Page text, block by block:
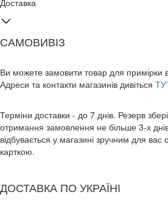
Доставка
САМОВИВІЗ
Ви можете замовити товар для примірки
Адреси та контакти магазинів дивіться
Терміни доставки - до 7 днів. Резерв
отримання замовлення не більше 3-х
відбувається у магазині зручним для
карткою.
ДОСТАВКА ПО УКРАЇНІ